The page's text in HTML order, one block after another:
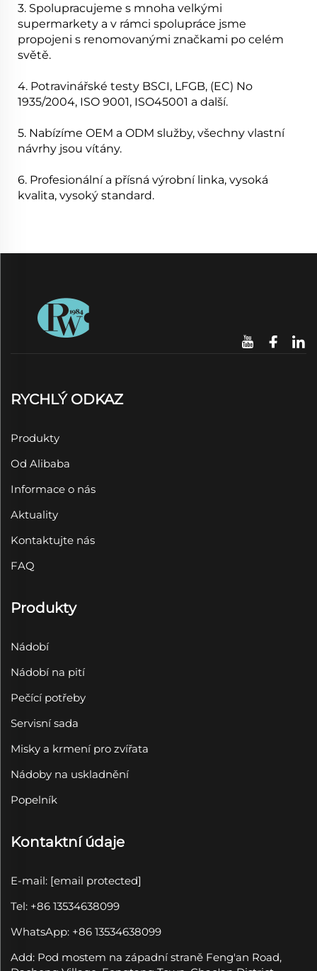
3. Spolupracujeme s mnoha velkými
supermarkety a v rámci spolupráce jsme
propojeni s renomovanými značkami po celém
světě.
4. Potravinářské testy BSCI, LFGB, (EC) No
1935/2004, ISO 9001, ISO45001 a další.
5. Nabízíme OEM a ODM služby, všechny vlastní
návrhy jsou vítány.
6. Profesionální a přísná výrobní linka, vysoká
kvalita, vysoký standard.
RYCHLÝ ODKAZ
Produkty
Od Alibaba
Informace o nás
Aktuality
Kontaktujte nás
FAQ
Produkty
Nádobí
Nádobí na pití
Pečící potřeby
Servisní sada
Misky a krmení pro zvířata
Nádoby na uskladnění
Popelník
Kontaktní údaje
E-mail: [email protected]
Tel: +86 13534638099
WhatsApp: +86 13534638099
Add: Pod mostem na západní straně Feng'an Road,